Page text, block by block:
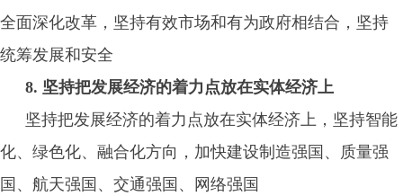
全面深化改革，坚持有效市场和有为政府相结合，坚持
统筹发展和安全
8. 坚持把发展经济的着力点放在实体经济上
坚持把发展经济的着力点放在实体经济上，坚持智能
化、绿色化、融合化方向，加快建设制造强国、质量强
国、航天强国、交通强国、网络强国